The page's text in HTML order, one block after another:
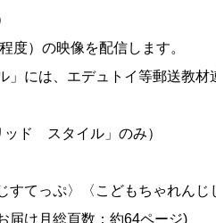
度）の映像を配信します。
には、エデュトイ等郵送教材
ッド スタイル」のみ）
てっぷ〉〈こどもちゃれんじ
け月総頁数：約64ページ)